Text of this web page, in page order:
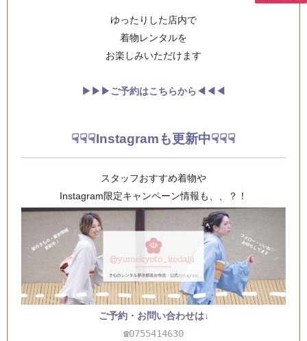
ゆったりした店内で
着物レンタルを
お楽しみいただけます
▶︎▶︎▶︎ご予約はこちらから◀︎◀︎◀︎
☟☟☟Instagramも更新中☟☟☟
スタッフおすすめ着物や
Instagram限定キャンペーン情報も、、？！
ご予約・お問い合わせは↓
☎0755414630